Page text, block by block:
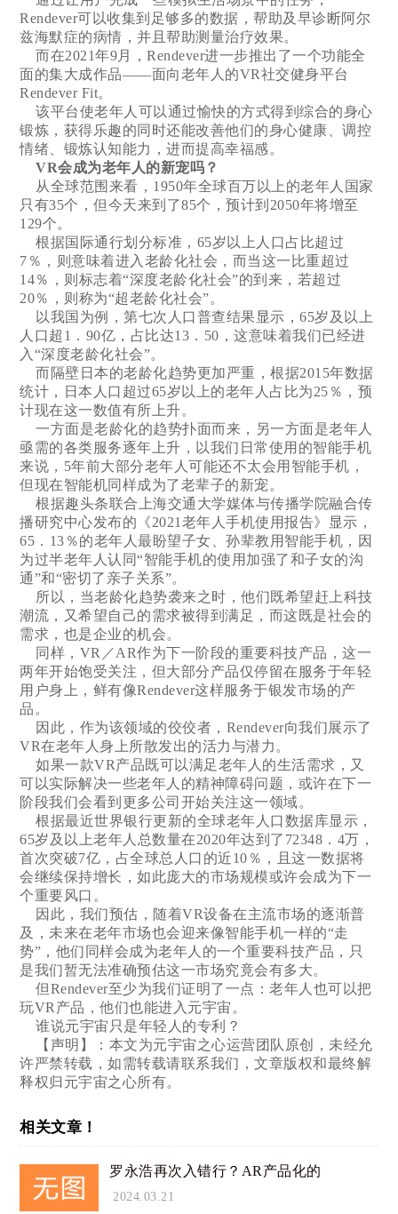
Rendever可以收集到足够多的数据，帮助及早诊断阿尔
兹海默症的病情，并且帮助测量治疗效果。
而在2021年9月，Rendever进一步推出了一个功能全
面的集大成作品——面向老年人的VR社交健身平台
Rendever Fit。
该平台使老年人可以通过愉快的方式得到综合的身心
锻炼，获得乐趣的同时还能改善他们的身心健康、调控
情绪、锻炼认知能力，进而提高幸福感。
VR会成为老年人的新宠吗？
从全球范围来看，1950年全球百万以上的老年人国家
只有35个，但今天来到了85个，预计到2050年将增至
129个。
根据国际通行划分标准，65岁以上人口占比超过
7％，则意味着进入老龄化社会，而当这一比重超过
14％，则标志着“深度老龄化社会”的到来，若超过
20％，则称为“超老龄化社会”。
以我国为例，第七次人口普查结果显示，65岁及以上
人口超1．90亿，占比达13．50，这意味着我们已经进
入“深度老龄化社会”。
而隔壁日本的老龄化趋势更加严重，根据2015年数据
统计，日本人口超过65岁以上的老年人占比为25％，预
计现在这一数值有所上升。
一方面是老龄化的趋势扑面而来，另一方面是老年人
亟需的各类服务逐年上升，以我们日常使用的智能手机
来说，5年前大部分老年人可能还不太会用智能手机，
但现在智能机同样成为了老辈子的新宠。
根据趣头条联合上海交通大学媒体与传播学院融合传
播研究中心发布的《2021老年人手机使用报告》显示，
65．13％的老年人最盼望子女、孙辈教用智能手机，因
为过半老年人认同“智能手机的使用加强了和子女的沟
通”和“密切了亲子关系”。
所以，当老龄化趋势袭来之时，他们既希望赶上科技
潮流，又希望自己的需求被得到满足，而这既是社会的
需求，也是企业的机会。
同样，VR／AR作为下一阶段的重要科技产品，这一
两年开始饱受关注，但大部分产品仅停留在服务于年轻
用户身上，鲜有像Rendever这样服务于银发市场的产
品。
因此，作为该领域的佼佼者，Rendever向我们展示了
VR在老年人身上所散发出的活力与潜力。
如果一款VR产品既可以满足老年人的生活需求，又
可以实际解决一些老年人的精神障碍问题，或许在下一
阶段我们会看到更多公司开始关注这一领域。
根据最近世界银行更新的全球老年人口数据库显示，
65岁及以上老年人总数量在2020年达到了72348．4万，
首次突破7亿，占全球总人口的近10％，且这一数据将
会继续保持增长，如此庞大的市场规模或许会成为下一
个重要风口。
因此，我们预估，随着VR设备在主流市场的逐渐普
及，未来在老年市场也会迎来像智能手机一样的“走
势”，他们同样会成为老年人的一个重要科技产品，只
是我们暂无法准确预估这一市场究竟会有多大。
但Rendever至少为我们证明了一点：老年人也可以把
玩VR产品，他们也能进入元宇宙。
谁说元宇宙只是年轻人的专利？
【声明】：本文为元宇宙之心运营团队原创，未经允
许严禁转载，如需转载请联系我们，文章版权和最终解
释权归元宇宙之心所有。
相关文章！
罗永浩再次入错行？AR产品化的
2024.03.21